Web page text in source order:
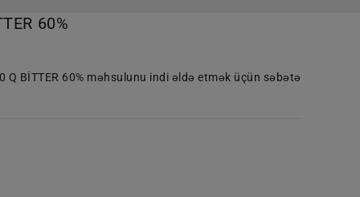
60%
Q BİTTER 60% məhsulunu indi əldə etmək üçün səbətə